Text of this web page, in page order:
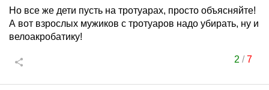
Но все же дети пусть на тротуарах, просто объясняйте!
А вот взрослых мужиков с тротуаров надо убирать, ну и
велоакробатику!
2 /7